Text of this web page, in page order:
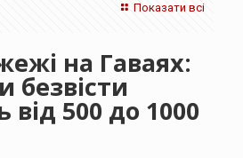
Показати всі
на Гаваях:
безвісти
500 до 1000